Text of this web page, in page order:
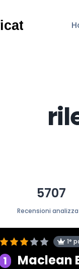
5707
Recensioni
1°
1
Maclean